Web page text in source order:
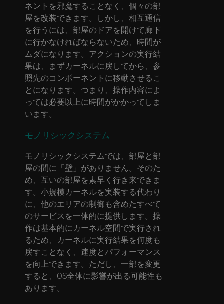
ネントを邪魔することなく、個々の部
屋を改装できます。しかし、相互通信
を行うには、部屋のドアを開けて廊下
に行かなければならないため、時間が
ムダになります。アクションの実行結
果は、まずカーネルに戻してから、参
照先のコンポーネントに移動させるこ
とになります。つまり、操作内容によ
っては必要以上に時間がかかってしま
います。
モノリシックシステム
モノリシックシステムでは、部屋と部
屋の間に「壁」がありません。そのた
め、互いの部屋を素早く行き来できま
す。小規模カーネルを実装する代わり
に、他のエリアの制御も含めたすべて
のサービスを一体的に提供します。操
作は基本的にカーネル空間で実行され
るため、カーネルに実行結果を何度も
戻すことなく、速度とパフォーマンス
を向上できます。ただし、一部を変更
すると、OS全体に影響が出る可能性も
あります。